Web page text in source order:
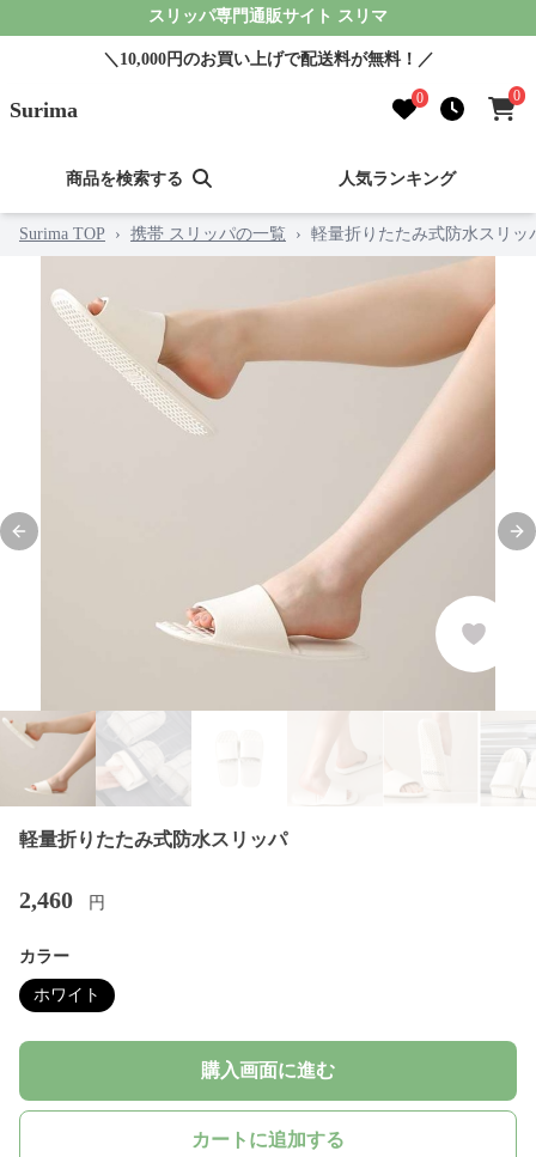
スリッパ専門通販サイト スリマ
＼10,000円のお買い上げで配送料が無料！／
Surima 0 0
商品を検索する 人気ランキング
Surima TOP › 携帯 スリッパの一覧 › 軽量折りたたみ式防水スリッ
Previous slide
軽量折りたたみ式防水スリッパ
2,460 円
カラー
ホワイト
購入画面に進む
カートに追加する